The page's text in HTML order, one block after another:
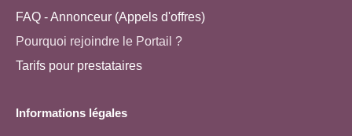
FAQ - Annonceur (Appels d'offres)
Pourquoi rejoindre le Portail ?
Tarifs pour prestataires
Informations légales